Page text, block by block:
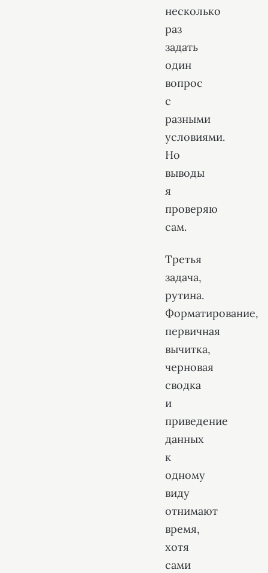
несколько
раз
задать
один
вопрос
с
разными
условиями.
Но
выводы
я
проверяю
сам.
Третья
задача,
рутина.
Форматирование,
первичная
вычитка,
черновая
сводка
и
приведение
данных
к
одному
виду
отнимают
время,
хотя
сами